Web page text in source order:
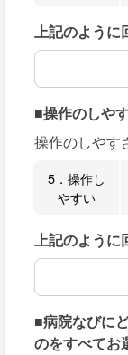
上記のように
上記のように
■操作のしや
操作のしやす
5．操作し
やすい
上記のように
上記のように
■病院なびに
のをすべてお